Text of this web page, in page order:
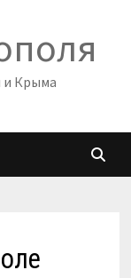
и Крыма